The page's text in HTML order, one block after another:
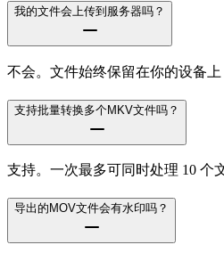
我的文件会上传到服务器吗？
不会。文件始终保留在你的设备
支持批量转换多个MKV文件吗？
支持。一次最多可同时处理 10 个
导出的MOV文件会有水印吗？